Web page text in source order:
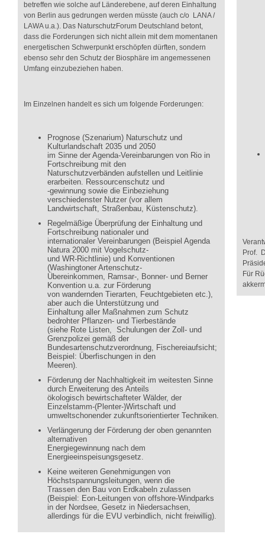
betreffen wie solche auf Länderebene, auf deren Einhaltung
von Berlin aus gedrungen werden müsste (auch c/o LANA /
LAWA u.a.). Das NaturschutzForum Deutschland betont,
dass die Forderungen sich nicht allein mit dem momentanen
energetischen Schwerpunkt erschöpfen dürften, sondern
ebenso sehr den Schutz der Biosphäre im angemessenen
Umfang einzubeziehen haben.
Im Einzelnen handelt es sich um folgende Forderungen:
Prognose (Szenarium) Naturschutz und
Kulturlandschaft 2035 und 2050
im Sinne der Agenda-Vereinbarungen von Rio in
Fortschreibung mit den
Naturschutzverbänden aufstellen und Leitlinie
erarbeiten. Ressourcenschutz und
-gewinnung sowie die Einbeziehung
verschiedenster Nutzer (vor allem
Landwirtschaft, Straßenbau, Küstenschutz).
Regelmäßige Überprüfung der Einhaltung und
Fortschreibung nationaler und
internationaler Vereinbarungen (Beispiel Agenda
Natura 2000 mit Vogelschutz-
und WR-Richtlinie) und Konventionen
(Washingtoner Artenschutz-
Übereinkommen, Ramsar-, Bonner- und Berner
Konvention u.a. zur Förderung
von wandernden Tierarten, Feuchtgebieten etc.),
aber auch die Unterstützung und
Einhaltung aller Maßnahmen zum Schutz
bedrohter Pflanzen- und Tierbestände
(siehe Rote Listen, Schulungen der Zoll- und
Grenzpolizei gemäß der
Bundesartenschutzverordnung, Fischereiaufsicht;
Beispiel: Überfischungen in den
Meeren).
Förderung der Nachhaltigkeit im weitesten Sinne
durch Erweiterung des Anteils
ökologisch bewirtschafteter Wälder, der
Einzelstamm-(Plenter-)Wirtschaft und
umweltschonender zukunftsorientierter Techniken.
Verlängerung der Förderung der oben genannten
alternativen
Energiegewinnung nach dem
Energieeinspeisungsgesetz.
Keine weiteren Genehmigungen von
Höchstspannungsleitungen, wenn die
Trassen den Bau von Erdkabeln zulassen
(Beispiel: Eon-Leitungen von offshore-Windparks
in der Nordsee, Gesetz in Niedersachsen,
allerdings für die EVU verbindlich, nicht freiwillig).
Prof.
Für